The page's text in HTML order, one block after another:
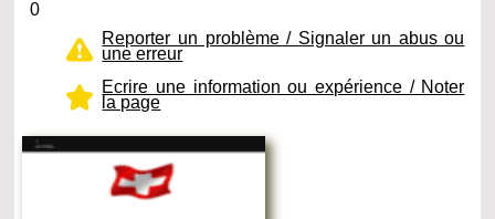
0
Reporter un problème / Signaler un abus ou
une erreur
Ecrire une information ou expérience / Noter
la page